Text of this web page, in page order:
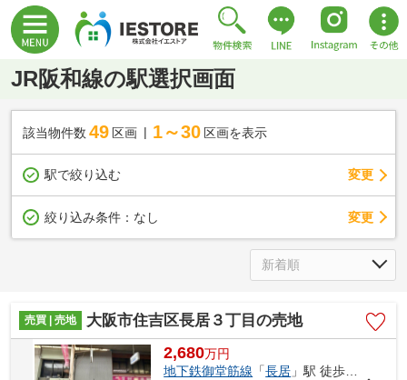
JR阪和線の駅選択画面
該当物件数 49 区画 1～30 区画を表示
駅で絞り込む 変更
絞り込み条件： なし 変更
売買 | 売地 大阪市住吉区長居３丁目の売地
2,680万円
地下鉄御堂筋線 「長居 」駅 徒歩3分